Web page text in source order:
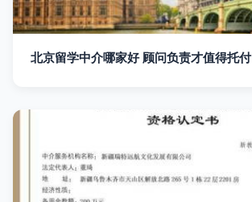
北京留学中介哪家好 顾问负责才值得托付